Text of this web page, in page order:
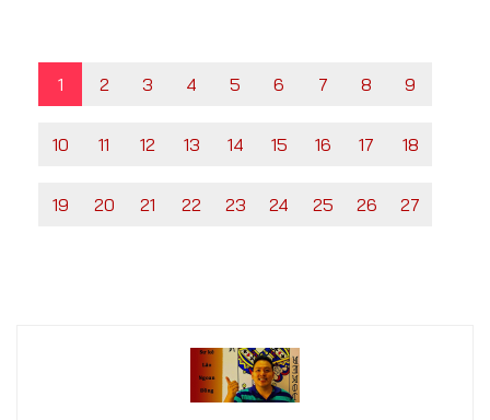
1 2 3 4 5 6 7 8 9
10 11 12 13 14 15 16 17 18
19 20 21 22 23 24 25 26 27